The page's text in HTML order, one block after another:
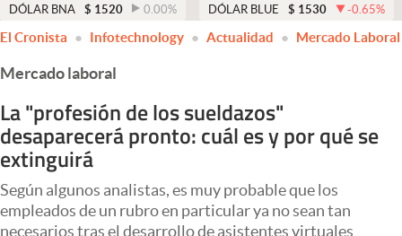
Economía y Política
Finanzas y Mercados
Mercados Online
Negocios
Columnistas
Apertura
CIO
Business
DÓLAR BNA $ 1520 0.00% DÓLAR BLUE $ 1530 -0.65%
El Cronista Infotechnology Actualidad Mercado Laboral
Mercado laboral
La "profesión de los sueldazos"
desaparecerá pronto: cuál es y por qué se
extinguirá
Según algunos analistas, es muy probable que los
empleados de un rubro en particular ya no sean tan
necesarios tras el desarrollo de asistentes virtuales